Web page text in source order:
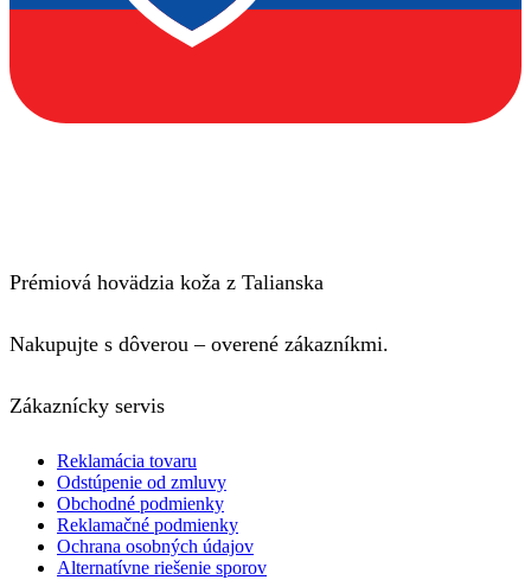
Prémiová hovädzia koža z Talianska
Nakupujte s dôverou – overené zákazníkmi.
Zákaznícky servis
Reklamácia tovaru
Odstúpenie od zmluvy
Obchodné podmienky
Reklamačné podmienky
Ochrana osobných údajov
Alternatívne riešenie sporov